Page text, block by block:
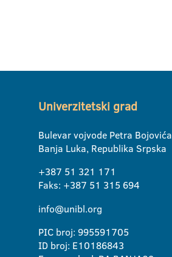
Univerzitetski grad
Bulevar vojvode Petra Bojovića
Banja Luka, Republika Srpska
+387 51 321 171
Faks: +387 51 315 694
info@unibl.org
PIC broj: 995591705
ID broj: E10186843